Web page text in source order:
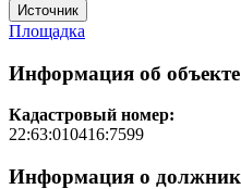
Источник
Площадка
Информация об
Кадастровый номер:
22:63:010416:7599
Информация о